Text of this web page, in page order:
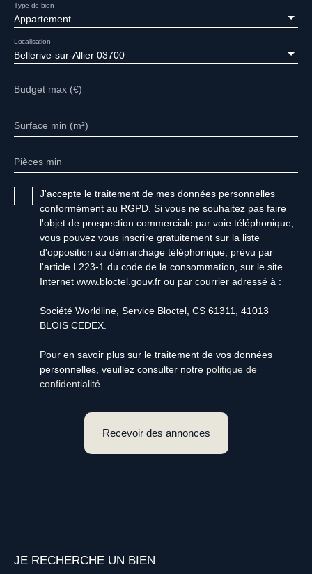
Appartement
Type de bien
Bellerive-sur-Allier 03700
Localisation
Budget max (€)
Surface min (m²)
Pièces min
J'accepte le traitement de mes données personnelles
conformément au RGPD. Si vous ne souhaitez pas faire
l'objet de prospection commerciale par voie téléphonique,
vous pouvez vous inscrire gratuitement sur la liste
d'opposition au démarchage téléphonique, prévu par
l'article L223-1 du code de la consommation, sur le site
Internet www.bloctel.gouv.fr ou par courrier adressé à :
Société Worldline, Service Bloctel, CS 61311, 41013
BLOIS CEDEX.
Pour en savoir plus sur le traitement de vos données
personnelles, veuillez consulter notre politique de
confidentialité.
Recevoir des annonces
JE RECHERCHE UN BIEN